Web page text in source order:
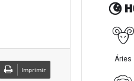
Imprimir